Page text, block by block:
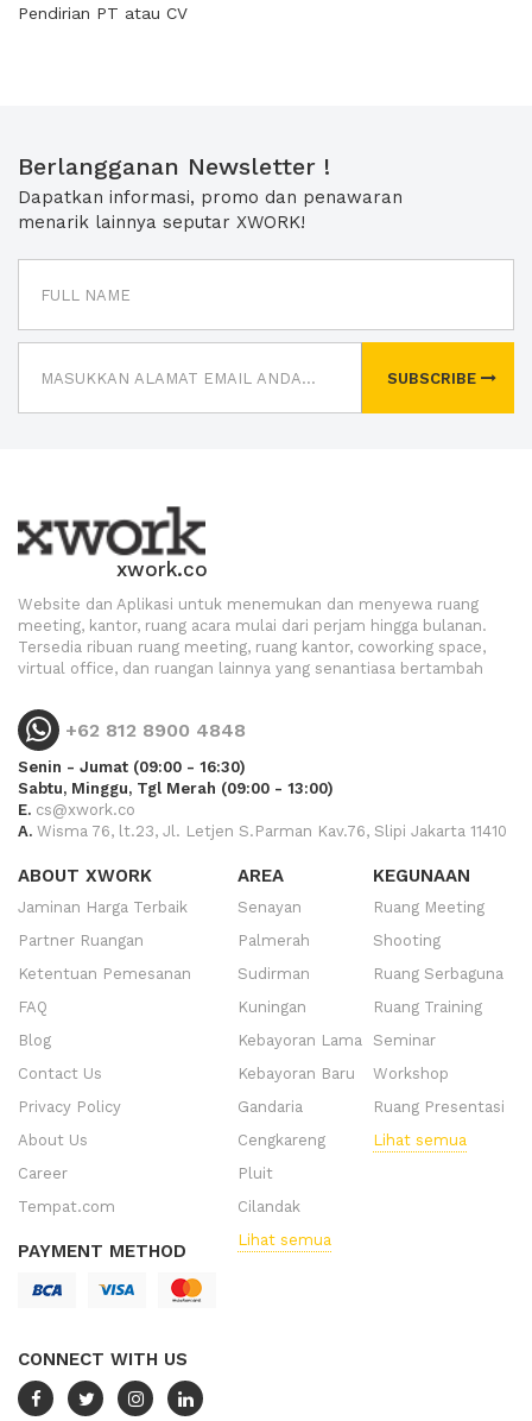
Pendirian PT atau CV
Berlangganan Newsletter !
Dapatkan informasi, promo dan penawaran
menarik lainnya seputar XWORK!
SUBSCRIBE
xwork.co
Website dan Aplikasi untuk menemukan dan menyewa ruang
meeting, kantor, ruang acara mulai dari perjam hingga bulanan.
Tersedia ribuan ruang meeting, ruang kantor, coworking space,
virtual office, dan ruangan lainnya yang senantiasa bertambah
+62 812 8900 4848
Senin - Jumat (09:00 - 16:30)
Sabtu, Minggu, Tgl Merah (09:00 - 13:00)
E. cs@xwork.co
A. Wisma 76, lt.23, Jl. Letjen S.Parman Kav.76, Slipi Jakarta 11410
ABOUT XWORK
Jaminan Harga Terbaik
Partner Ruangan
Ketentuan Pemesanan
FAQ
Blog
Contact Us
Privacy Policy
About Us
Career
Tempat.com
PAYMENT METHOD
CONNECT WITH US
AREA
Senayan
Palmerah
Sudirman
Kuningan
Kebayoran Lama
Kebayoran Baru
Gandaria
Cengkareng
Pluit
Cilandak
Lihat semua
KEGUNAAN
Ruang Meeting
Shooting
Ruang Serbaguna
Ruang Training
Seminar
Workshop
Ruang Presentasi
Lihat semua